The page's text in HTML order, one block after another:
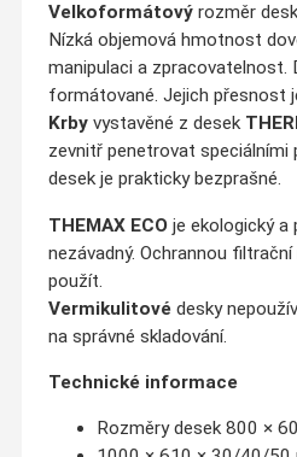
Velkoformátovýrozměr
Nízká objemová hmotnost
manipulaci a zpracovatelnost.
formátované. Jejich přesnost
Krbyvystavěné z desek
zevnitř penetrovat speciálními
desek je prakticky bezprašné.
THEMAX ECOje ekologický a
nezávadný. Ochrannou
použít.
Vermikulitové desky
na správné skladování.
Technické informace
Rozměry desek 800 ×